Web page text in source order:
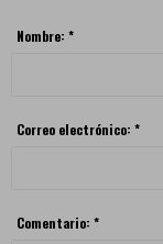
Nombre: *
Correo electrónico: *
Comentario: *